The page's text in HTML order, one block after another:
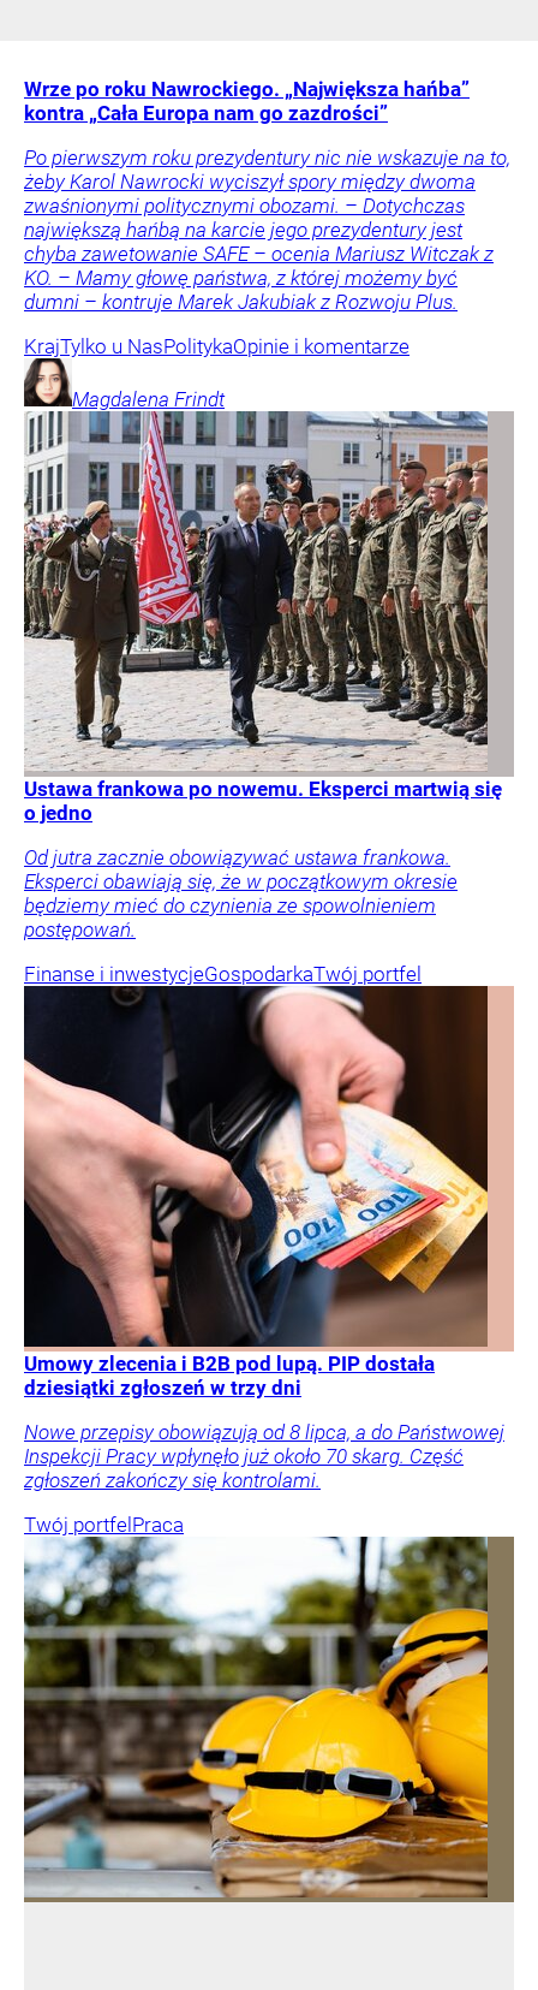
Wrze po roku Nawrockiego. „Największa hańba”
kontra „Cała Europa nam go zazdrości”
Po pierwszym roku prezydentury nic nie wskazuje na to,
żeby Karol Nawrocki wyciszył spory między dwoma
zwaśnionymi politycznymi obozami. – Dotychczas
największą hańbą na karcie jego prezydentury jest
chyba zawetowanie SAFE – ocenia Mariusz Witczak z
KO. – Mamy głowę państwa, z której możemy być
dumni – kontruje Marek Jakubiak z Rozwoju Plus.
KrajTylko u NasPolitykaOpinie i komentarze
Magdalena Frindt
Ustawa frankowa po nowemu. Eksperci martwią się
o jedno
Od jutra zacznie obowiązywać ustawa frankowa.
Eksperci obawiają się, że w początkowym okresie
będziemy mieć do czynienia ze spowolnieniem
postępowań.
Finanse i inwestycjeGospodarkaTwój portfel
Umowy zlecenia i B2B pod lupą. PIP dostała
dziesiątki zgłoszeń w trzy dni
Nowe przepisy obowiązują od 8 lipca, a do Państwowej
Inspekcji Pracy wpłynęło już około 70 skarg. Część
zgłoszeń zakończy się kontrolami.
Twój portfel Praca